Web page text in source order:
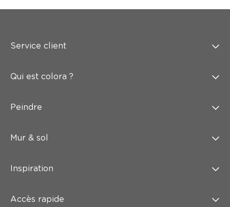
Service client
Qui est colora ?
Peindre
Mur & sol
Inspiration
Accès rapide